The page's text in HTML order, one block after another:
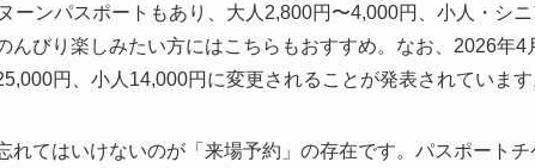
ーンパスポートもあり、大人2,800円〜4,000円、小人・シ
んびり楽しみたい方にはこちらもおすすめ。なお、2026年4
円、小人14,000円に変更されることが発表されています
れてはいけないのが「来場予約」の存在です。パスポート